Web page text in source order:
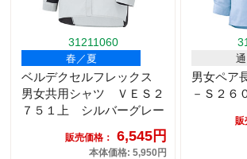
31211060
春／夏
ベルデクセルフレックス
男女共用シャツ ＶＥＳ２
７５１上 シルバーグレー
販売価格： 6,545円
本体価格: 5,950円
男女ペア
－Ｓ２
販